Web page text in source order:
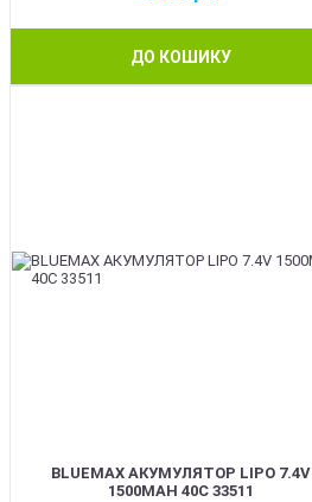
ДО КОШИКУ
BLUEMAX АКУМУЛЯТОР LIPO 7.4V
1500MAH 40C 33511